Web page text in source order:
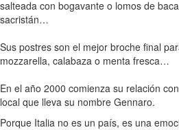
salteada con bogavante o lomos de
sacristán…
Sus postres son el mejor broche final
mozzarella, calabaza o menta fresca…
En el año 2000 comienza su relación
local que lleva su nombre Gennaro.
Porque Italia no es un país, es una